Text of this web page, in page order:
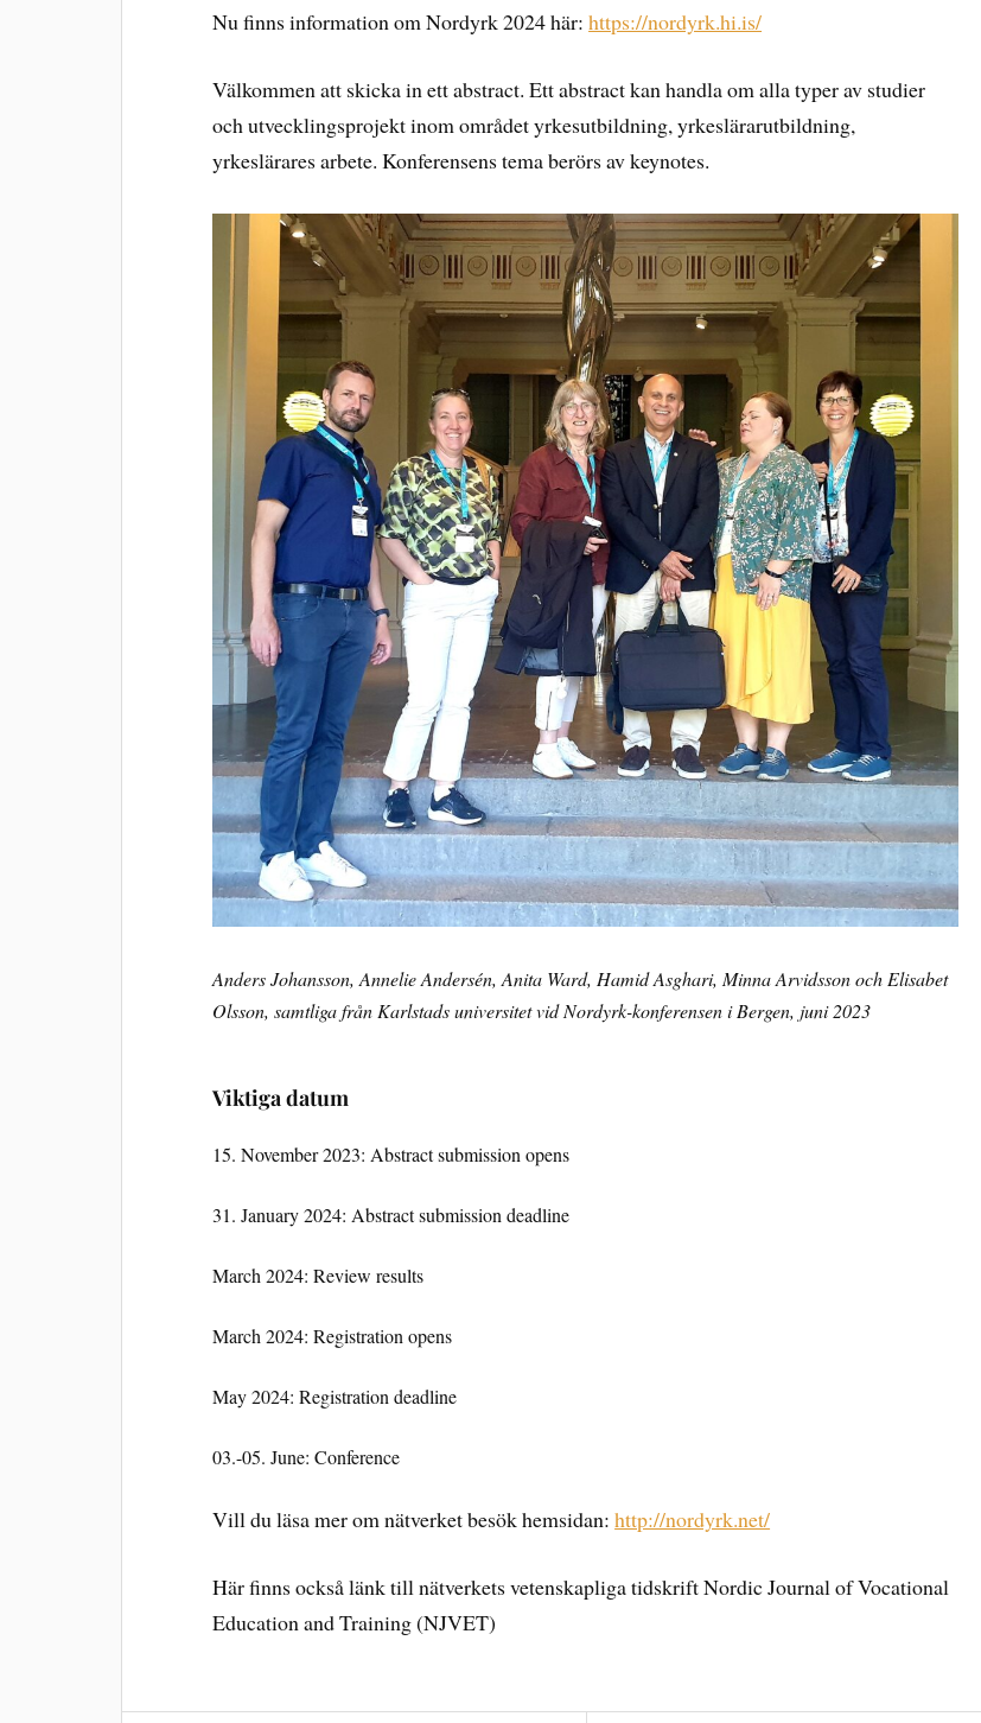
Nu finns information om Nordyrk 2024 här:https://nordyrk.hi.is/
Välkommen att skicka in ett abstract. Ett abstract kan handla om alla typer av studier
och utvecklingsprojekt inom området yrkesutbildning, yrkeslärarutbildning,
yrkeslärares arbete. Konferensens tema berörs av keynotes.
Anders Johansson, Annelie Andersén, Anita Ward, Hamid Asghari, Minna Arvidsson och Elisabet
Olsson, samtliga från Karlstads universitet vid Nordyrk-konferensen i Bergen, juni 2023
Viktiga datum
15. November 2023: Abstract submission opens
31. January 2024: Abstract submission deadline
March 2024: Review results
March 2024: Registration opens
May 2024: Registration deadline
03.-05. June: Conference
Vill du läsa mer om nätverket besök hemsidan:http://nordyrk.net/
Här finns också länk till nätverkets vetenskapliga tidskrift Nordic Journal of Vocational
Education and Training (NJVET)